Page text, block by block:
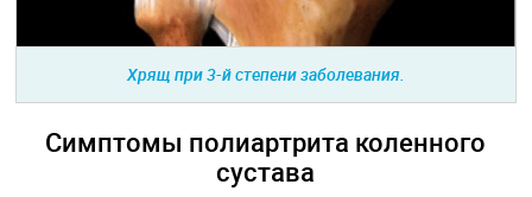
Хрящ при 3-й степени заболевания.
Симптомы полиартрита коленного
сустава